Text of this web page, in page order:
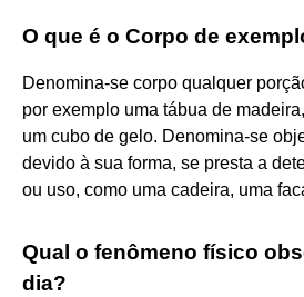
O que é o Corpo de
Denomina-se corpo qualquer
por exemplo uma tábua de
um cubo de gelo. Denomina-se
devido à sua forma, se presta a
ou uso, como uma cadeira, uma
Qual o fenômeno físico
dia?